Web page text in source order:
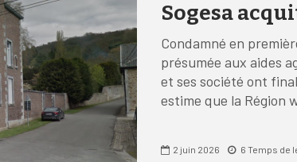
Sogesa
Condamné en
présumée aux aides
et ses société ont
estime que la Région
2 juin 2026 6 Temps de